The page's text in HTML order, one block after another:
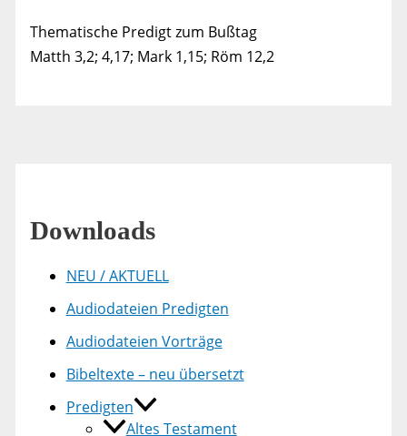
Thematische Predigt zum Bußtag
Matth 3,2; 4,17; Mark 1,15; Röm 12,2
Downloads
NEU / AKTUELL
Audiodateien Predigten
Audiodateien Vorträge
Bibeltexte – neu übersetzt
Predigten
Altes Testament